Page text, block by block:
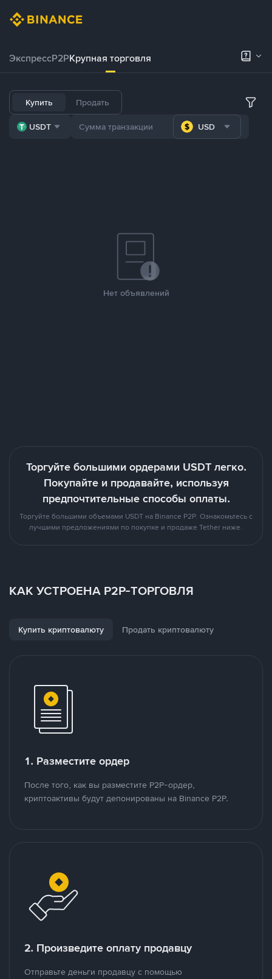
ЭкспрессP2PКрупная торговля
Купить Продать
USDT USD
Нет объявлений
Торгуйте большими ордерами USDT легко.
Покупайте и продавайте, используя
предпочтительные способы оплаты.
Торгуйте большими объемами USDT на Binance P2P. Ознакомьтесь с
лучшими предложениями по покупке и продаже Tether ниже.
КАК УСТРОЕНА P2P-ТОРГОВЛЯ
Купить криптовалюту Продать криптовалюту
1. Разместите ордер
После того, как вы разместите P2P-ордер,
криптоактивы будут депонированы на Binance P2P.
2. Произведите оплату продавцу
Отправьте деньги продавцу с помощью